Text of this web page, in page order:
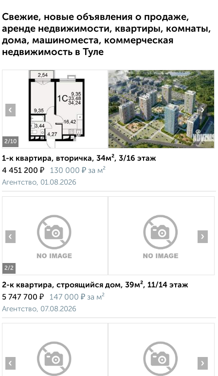
Свежие, новые объявления о продаже,
аренде недвижимости, квартиры, комнаты,
дома, машиноместа, коммерческая
недвижимость в Туле
2/10
‹ ›
1-к квартира, вторичка, 34м², 3/16 этаж
4 451 200 ₽ 130 000 ₽ за м²
Агентство, 01.08.2026
2/2
‹ ›
2-к квартира, строящийся дом, 39м², 11/14 этаж
5 747 700 ₽ 147 000 ₽ за м²
Агентство, 07.08.2026
‹ ›